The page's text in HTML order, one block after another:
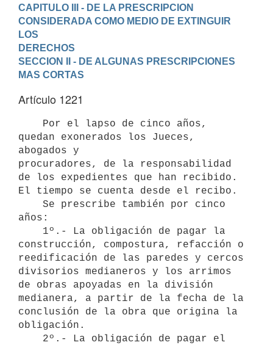
CAPITULO III - DE LA PRESCRIPCION
CONSIDERADA COMO MEDIO DE EXTINGUIR
LOS
DERECHOS
SECCION II - DE ALGUNAS PRESCRIPCIONES
MAS CORTAS
Artículo 1221
quedan exonerados los Jueces,
abogados y
procuradores, de la responsabilidad
de los expedientes que han recibido.
El tiempo se cuenta desde el recibo.
años:
construcción, compostura, refacción o
reedificación de las paredes y cercos
divisorios medianeros y los arrimos
de obras apoyadas en la división
medianera, a partir de la fecha de la
conclusión de la obra que origina la
obligación.